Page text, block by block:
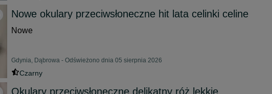
Nowe okulary przeciwsłoneczne hit lata celinki celine
Nowe
Gdynia, Dąbrowa - Odświeżono dnia 05 sierpnia 2026
Czarny
Okulary przeciwsłoneczne delikatny róż lekkie